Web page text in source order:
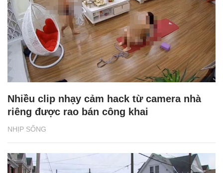
NHỊP SỐNG
Nhiều clip nhạy cảm hack từ camera nhà
riêng được rao bán công khai